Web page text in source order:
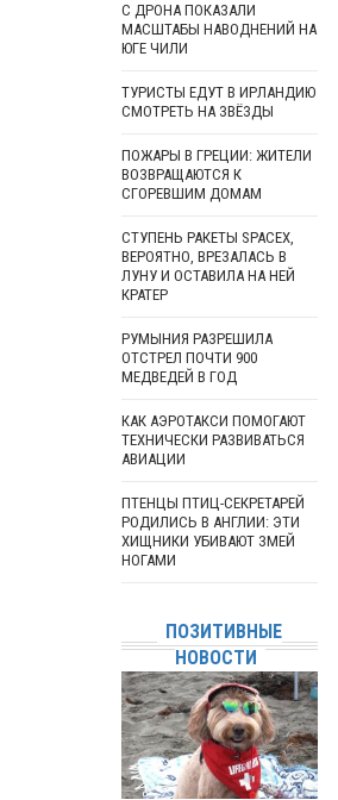
С ДРОНА ПОКАЗАЛИ
МАСШТАБЫ НАВОДНЕНИЙ НА
ЮГЕ ЧИЛИ
ТУРИСТЫ ЕДУТ В ИРЛАНДИЮ
СМОТРЕТЬ НА ЗВЁЗДЫ
ПОЖАРЫ В ГРЕЦИИ: ЖИТЕЛИ
ВОЗВРАЩАЮТСЯ К
СГОРЕВШИМ ДОМАМ
СТУПЕНЬ РАКЕТЫ SPACEX,
ВЕРОЯТНО, ВРЕЗАЛАСЬ В
ЛУНУ И ОСТАВИЛА НА НЕЙ
КРАТЕР
РУМЫНИЯ РАЗРЕШИЛА
ОТСТРЕЛ ПОЧТИ 900
МЕДВЕДЕЙ В ГОД
КАК АЭРОТАКСИ ПОМОГАЮТ
ТЕХНИЧЕСКИ РАЗВИВАТЬСЯ
АВИАЦИИ
ПТЕНЦЫ ПТИЦ-СЕКРЕТАРЕЙ
РОДИЛИСЬ В АНГЛИИ: ЭТИ
ХИЩНИКИ УБИВАЮТ ЗМЕЙ
НОГАМИ
ПОЗИТИВНЫЕ
НОВОСТИ